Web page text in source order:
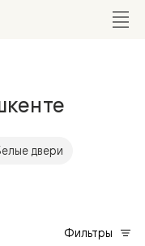
двери
Фильтры